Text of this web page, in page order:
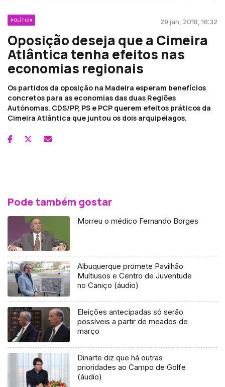
POLÍTICA 29 jan, 2018, 16:32
Oposição deseja que a Cimeira
Atlântica tenha efeitos nas
economias regionais
Os partidos da oposição na Madeira esperam benefícios
concretos para as economias das duas Regiões
Autónomas. CDS/PP, PS e PCP querem efeitos práticos da
Cimeira Atlântica que juntou os dois arquipélagos.
Pode também gostar
Morreu o médico Fernando Borges
Albuquerque promete Pavilhão
Multiusos e Centro de Juventude
no Caniço (áudio)
Eleições antecipadas só serão
possíveis a partir de meados de
março
Dinarte diz que há outras
prioridades ao Campo de Golfe
(áudio)